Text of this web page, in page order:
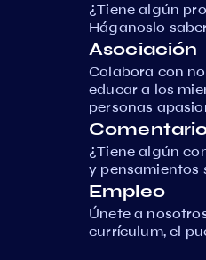
¿Tiene algún
Háganoslo
Asociación
Colabora con
educar a los
personas
¿Tiene algún
y pensamientos
Empleo
Únete a
currículum, el